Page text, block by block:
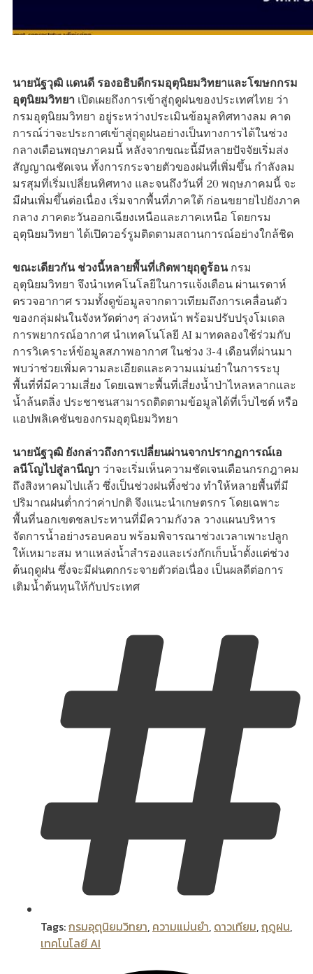
นายนัฐวุฒิ แดนดี รองอธิบดีกรมอุตุนิยมวิทยาและโฆษกกรม
อุตุนิยมวิทยา เปิดเผยถึงการเข้าสู่ฤดูฝนของประเทศไทย ว่า
กรมอุตุนิยมวิทยา อยู่ระหว่างประเมินข้อมูลทิศทางลม คาด
การณ์ว่าจะประกาศเข้าสู่ฤดูฝนอย่างเป็นทางการได้ในช่วง
กลางเดือนพฤษภาคมนี้ หลังจากขณะนี้มีหลายปัจจัยเริ่มส่ง
สัญญาณชัดเจน ทั้งการกระจายตัวของฝนที่เพิ่มขึ้น กำลังลม
มรสุมที่เริ่มเปลี่ยนทิศทาง และจนถึงวันที่ 20 พฤษภาคมนี้ จะ
มีฝนเพิ่มขึ้นต่อเนื่อง เริ่มจากพื้นที่ภาคใต้ ก่อนขยายไปยังภาค
กลาง ภาคตะวันออกเฉียงเหนือและภาคเหนือ โดยกรม
อุตุนิยมวิทยา ได้เปิดวอร์รูมติดตามสถานการณ์อย่างใกล้ชิด
ขณะเดียวกัน ช่วงนี้หลายพื้นที่เกิดพายุฤดูร้อนกรม
อุตุนิยมวิทยา จึงนำเทคโนโลยีในการแจ้งเตือน ผ่านเรดาห์
ตรวจอากาศ รวมทั้งดูข้อมูลจากดาวเทียมถึงการเคลื่อนตัว
ของกลุ่มฝนในจังหวัดต่างๆ ล่วงหน้า พร้อมปรับปรุงโมเดล
การพยากรณ์อากาศ นำเทคโนโลยี AI มาทดลองใช้ร่วมกับ
การวิเคราะห์ข้อมูลสภาพอากาศ ในช่วง 3-4 เดือนที่ผ่านมา
พบว่าช่วยเพิ่มความละเอียดและความแม่นยำในการระบุ
พื้นที่ที่มีความเสี่ยง โดยเฉพาะพื้นที่เสี่ยงน้ำป่าไหลหลากและ
น้ำล้นตลิ่ง ประชาชนสามารถติดตามข้อมูลได้ที่เว็บไซต์ หรือ
แอปพลิเคชันของกรมอุตุนิยมวิทยา
นายนัฐวุฒิ ยังกล่าวถึงการเปลี่ยนผ่านจากปรากฏการณ์เอ
ลนีโญไปสู่ลานีญา ว่าจะเริ่มเห็นความชัดเจนเดือนกรกฎาคม
ถึงสิงหาคมไปแล้ว ซึ่งเป็นช่วงฝนทิ้งช่วง ทำให้หลายพื้นที่มี
ปริมาณฝนต่ำกว่าค่าปกติ จึงแนะนำเกษตรกร โดยเฉพาะ
พื้นที่นอกเขตชลประทานที่มีความกังวล วางแผนบริหาร
จัดการน้ำอย่างรอบคอบ พร้อมพิจารณาช่วงเวลาเพาะปลูก
ให้เหมาะสม หาแหล่งน้ำสำรองและเร่งกักเก็บน้ำตั้งแต่ช่วง
ต้นฤดูฝน ซึ่งจะมีฝนตกกระจายตัวต่อเนื่อง เป็นผลดีต่อการ
เติมน้ำต้นทุนให้กับประเทศ
Tags:กรมอุตุนิยมวิทยา, ความแม่นยำ, ดาวเทียม,ฤดูฝน,
เทคโนโลยี AI